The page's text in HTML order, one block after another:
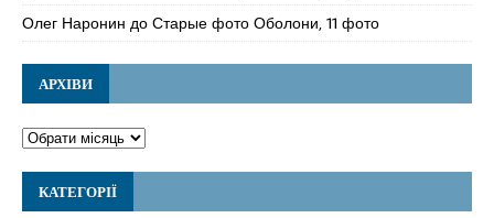
Олег Наронин доСтарые фото Оболони, 11 фото
АРХІВИ
КАТЕГОРІЇ